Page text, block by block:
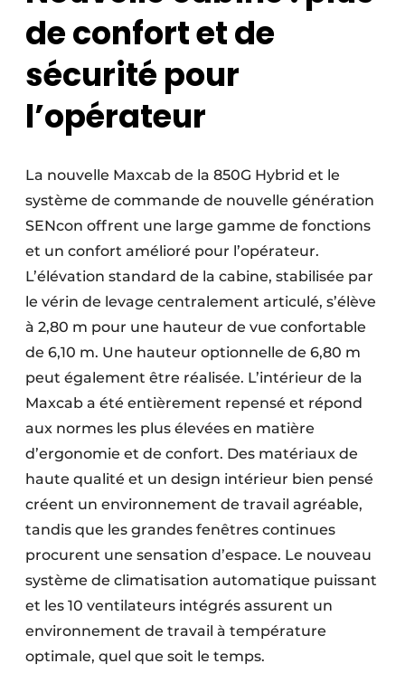
de confort et de
sécurité pour
l’opérateur
La nouvelle Maxcab de la 850G Hybrid et le
système de commande de nouvelle génération
SENcon offrent une large gamme de fonctions
et un confort amélioré pour l’opérateur.
L’élévation standard de la cabine, stabilisée par
le vérin de levage centralement articulé, s’élève
à 2,80 m pour une hauteur de vue confortable
de 6,10 m. Une hauteur optionnelle de 6,80 m
peut également être réalisée. L’intérieur de la
Maxcab a été entièrement repensé et répond
aux normes les plus élevées en matière
d’ergonomie et de confort. Des matériaux de
haute qualité et un design intérieur bien pensé
créent un environnement de travail agréable,
tandis que les grandes fenêtres continues
procurent une sensation d’espace. Le nouveau
système de climatisation automatique puissant
et les 10 ventilateurs intégrés assurent un
environnement de travail à température
optimale, quel que soit le temps.